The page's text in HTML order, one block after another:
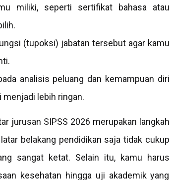
miliki, seperti sertifikat bahasa atau
(tupoksi) jabatan tersebut agar kamu
analisis peluang dan kemampuan diri
lebih ringan.
jurusan SIPSS 2026 merupakan langkah
belakang pendidikan saja tidak cukup
sangat ketat. Selain itu, kamu harus
kesehatan hingga uji akademik yang